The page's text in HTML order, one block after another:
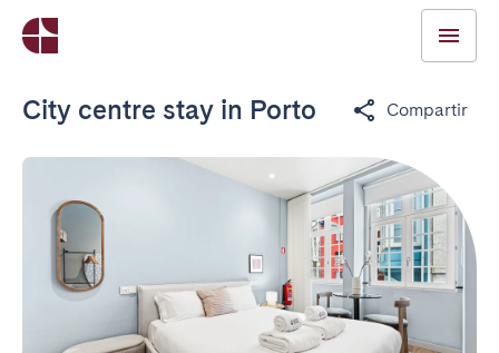
City centre stay in Porto Compartir